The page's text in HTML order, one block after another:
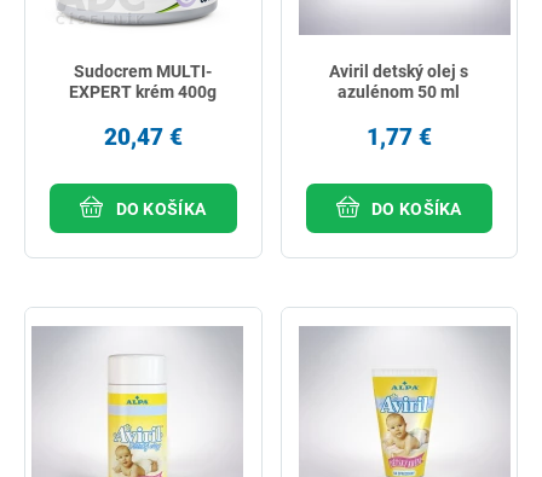
Sudocrem MULTI-
EXPERT krém 400g
20,47 €
DO KOŠÍKA
Aviril detský olej s
azulénom 50 ml
1,77 €
DO KOŠÍKA